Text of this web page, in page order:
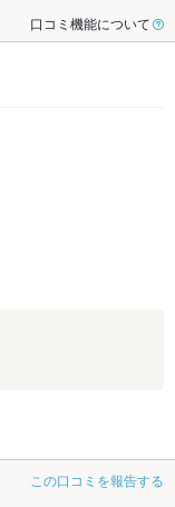
口コミ機能について
この口コミを報告する